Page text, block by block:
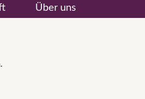
Über uns